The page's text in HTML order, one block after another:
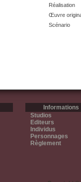
Réalisation
Œuvre
Scénario
Informations
Studios
Editeurs
Individus
Personnages
Règlement